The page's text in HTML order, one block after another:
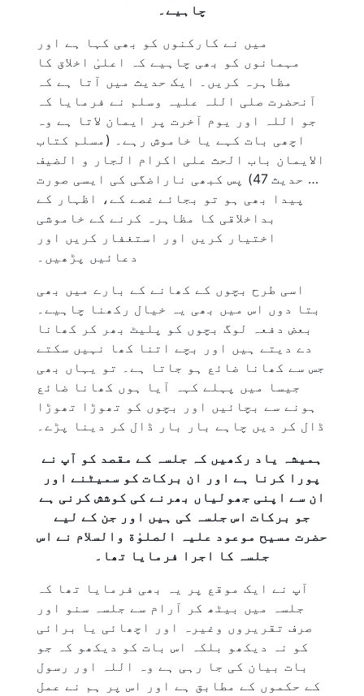
چاہیے۔
میں نے کارکنوں کو بھی کہا ہے اور
مہمانوں کو بھی چاہیے کہ اعلیٰ اخلاق کا
مظاہرہ کریں۔ ایک حدیث میں آتا ہے کہ
آنحضرت صلی اللہ علیہ وسلم نے فرمایا کہ
جو اللہ اور یوم آخرت پر ایمان لاتا ہے وہ
اچھی بات کہے یا خاموش رہے۔ (مسلم کتاب
الایمان باب الحث علی اکرام الجار و الضیف
… حدیث 47) پس کبھی ناراضگی کی ایسی صورت
پیدا بھی ہو تو بجائے غصے کے، اظہار کے
بداخلاقی کا مظاہرہ کرنے کے خاموشی
اختیار کریں اور استغفار کریں اور
دعائیں پڑھیں۔
اسی طرح بچوں کے کھانے کے بارے میں بھی
بتا دوں اس میں بھی یہ خیال رکھنا چاہیے۔
بعض دفعہ لوگ بچوں کو پلیٹ بھر کر کھانا
دے دیتے ہیں اور بچے اتنا کھا نہیں سکتے
جس سے کھانا ضائع ہو جاتا ہے۔ تو یہاں بھی
جیسا میں پہلے کہہ آیا ہوں کھانا ضائع
ہونے سے بچائیں اور بچوں کو تھوڑا تھوڑا
ڈال کر دیں چاہے بار بار ڈال کر دینا پڑے۔
ہمیشہ یاد رکھیں کہ جلسہ کے مقصد کو آپ نے
پورا کرنا ہے اور ان برکات کو سمیٹنے اور
ان سے اپنی جھولیاں بھرنے کی کوشش کرنی ہے
جو برکات اس جلسہ کی ہیں اور جن کے لیے
حضرت مسیح موعود علیہ الصلوٰة والسلام نے اس
جلسہ کا اجرا فرمایا تھا۔
آپ نے ایک موقع پر یہ بھی فرمایا تھا کہ
جلسہ میں بیٹھ کر آرام سے جلسہ سنو اور
صرف تقریروں وغیرہ اور اچھائی یا برائی
کو نہ دیکھو بلکہ اس بات کو دیکھو کہ جو
بات بیان کی جا رہی ہے وہ اللہ اور رسول
کے حکموں کے مطابق ہے اور اس پر ہم نے عمل